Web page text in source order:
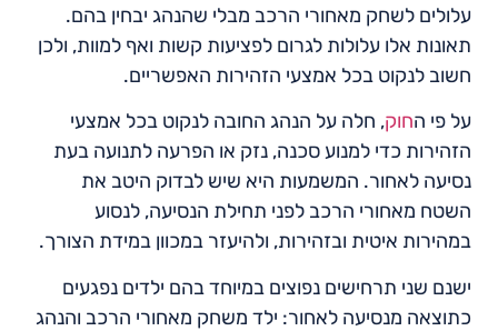
עלולים לשחק מאחורי הרכב מבלי שהנהג יבחין בהם.
תאונות אלו עלולות לגרום לפציעות קשות ואף למוות, ולכן
חשוב לנקוט בכל אמצעי הזהירות האפשריים.
על פי החוק, חלה על הנהג החובה לנקוט בכל אמצעי
הזהירות כדי למנוע סכנה, נזק או הפרעה לתנועה בעת
נסיעה לאחור. המשמעות היא שיש לבדוק היטב את
השטח מאחורי הרכב לפני תחילת הנסיעה, לנסוע
במהירות איטית ובזהירות, ולהיעזר במכוון במידת הצורך.
ישנם שני תרחישים נפוצים במיוחד בהם ילדים נפגעים
כתוצאה מנסיעה לאחור: ילד משחק מאחורי הרכב והנהג